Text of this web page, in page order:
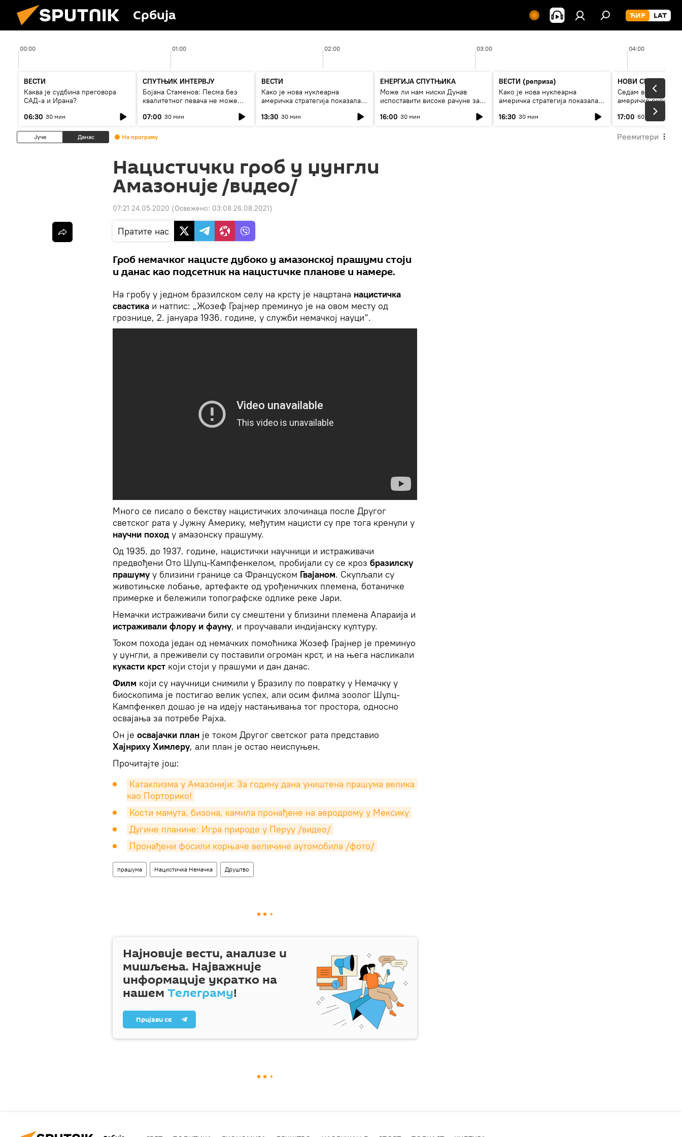
Србија
00:00 01:00 02:00 03:00 04:00
ВЕСТИ
Каква је судбина преговора
САД-а и Ирана?
06:30 30 мин
СПУТЊИК ИНТЕРВЈУ
Бојана Стаменов: Песма без
квалитетног певача не може
07:00 30 мин
ВЕСТИ
Како је нова нуклеарна
америчка стратегија показала
13:30 30 мин
ЕНЕРГИЈА СПУТЊИКА
Може ли нам ниски Дунав
испоставити високе рачуне за
16:00 30 мин
ВЕСТИ (реприза)
Како је нова нуклеарна
америчка стратегија показала
16:30 30 мин
НОВИ СПУТЊИК
Седам
америчке
17:00 60 мин
Јуче Данас На програму Реемитери
Нацистички гроб у џунгли
Амазоније /видео/
07:21 24.05.2020 (Освежено: 03:08 26.08.2021)
Пратите нас
Гроб немачког нацисте дубоко у амазонској прашуми стоји
и данас као подсетник на нацистичке планове и намере.
На гробу у једном бразилском селу на крсту је нацртана нацистичка
свастика и натпис: „Жозеф Грајнер преминуо је на овом месту од
грознице, 2. јануара 1936. године, у служби немачкој науци“.
Много се писало о бекству нацистичких злочинаца после Другог
светског рата у Јужну Америку, међутим нацисти су пре тога кренули у
научни поход у амазонску прашуму.
Од 1935. до 1937. године, нацистички научници и истраживачи
предвођени Ото Шулц-Кампфенкелом, пробијали су се кроз бразилску
прашумуу близини границе са Француском Гвајаном. Скупљали су
животињске лобање, артефакте од урођеничких племена, ботаничке
примерке и бележили топографске одлике реке Јари.
Немачки истраживачи били су смештени у близини племена Апараија и
истраживали флору и фауну, и проучавали индијанску културу.
Током похода један од немачких помоћника Жозеф Грајнер је преминуо
у џунгли, а преживели су поставили огроман крст, и на њега насликали
кукасти крст који стоји у прашуми и дан данас.
Филм који су научници снимили у Бразилу по повратку у Немачку у
биоскопима је постигао велик успех, али осим филма зоолог Шулц-
Кампфенкел дошао је на идеју настањивања тог простора, односно
освајања за потребе Рајха.
Он је освајачки план је током Другог светског рата представио
Хајнриху Химлеру, али план је остао неиспуњен.
Прочитајте још:
Катаклизма у Амазонији: За годину дана уништена прашума велика
као Порторико!
Кости мамута, бизона, камила пронађене на аеродрому у Мексику
Дугине планине: Игра природе у Перуу /видео/
Пронађени фосили корњаче величине аутомобила /фото/
прашума Нацистичка Немачка Друштво
Најновије вести, анализе и
мишљења. Најважније
информације укратко на
нашем Телеграму!
Пријави се